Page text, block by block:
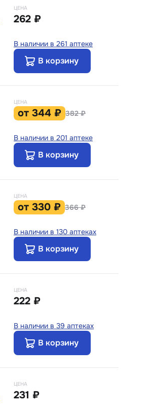
ЦЕНА
262 ₽
В наличии в 261 аптеке
В корзину
ЦЕНА
от 344 ₽ 382 ₽
В наличии в 201 аптеке
В корзину
ЦЕНА
от 330 ₽ 366 ₽
В наличии в 130 аптеках
В корзину
ЦЕНА
222 ₽
В наличии в 39 аптеках
В корзину
ЦЕНА
231 ₽